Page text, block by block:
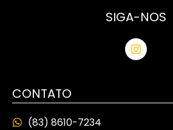
SIGA-NOS
CONTATO
(83) 8610-7234